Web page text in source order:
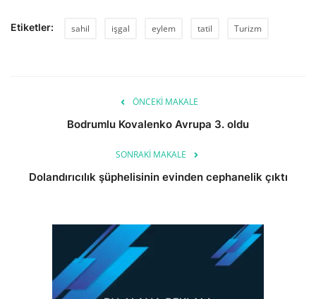
Etiketler: sahil işgal eylem tatil Turizm
ÖNCEKI MAKALE
Bodrumlu Kovalenko Avrupa 3. oldu
SONRAKI MAKALE
Dolandırıcılık şüphelisinin evinden cephanelik çıktı